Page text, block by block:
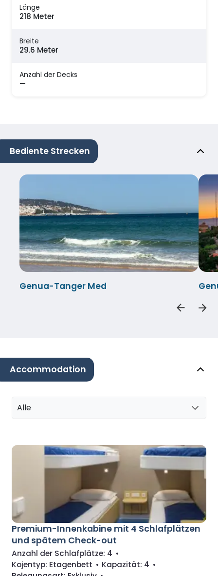
Länge
218 Meter
Breite
29.6 Meter
Anzahl der Decks
—
Bediente Strecken
Genua-Tanger Med
Accommodation
Alle
Premium-Innenkabine mit 4 Schlafplätzen
und spätem Check-out
Anzahl der Schlafplätze: 4 •
Kojentyp: Etagenbett • Kapazität: 4 •